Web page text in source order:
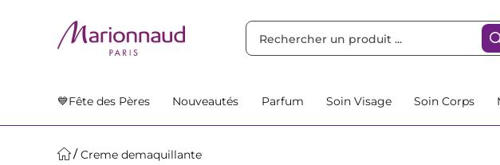
💙Fête des Pères Nouveautés Parfum Soin Visage Soin Corps
Creme demaquillante